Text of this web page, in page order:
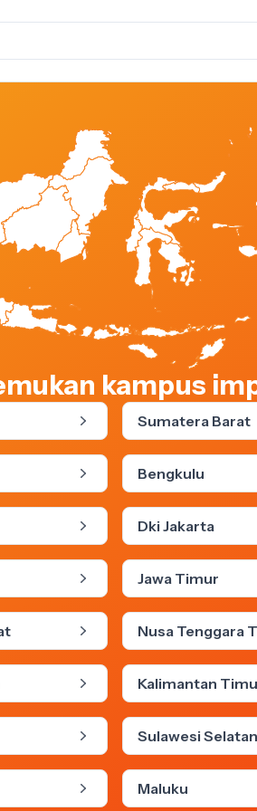
kampus
Sumatera Barat
Bengkulu
Dki Jakarta
Jawa Timur
Nusa Tenggara
Kalimantan
Sulawesi Selatan
Maluku